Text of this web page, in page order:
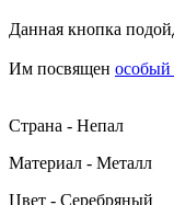
Данная кнопка
Им посвящен особый
Страна - Непал
Материал - Металл
Цвет - Серебряный